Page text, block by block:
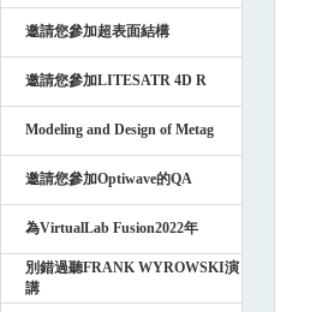
邀請您參加超表面結構
邀請您參加LITESATR 4D R
Modeling and Design of Metag
邀請您參加Optiwave的QA
為VirtualLab Fusion2022年
別錯過聽FRANK WYROWSKI演
講